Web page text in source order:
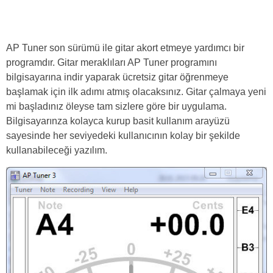
AP Tuner son sürümü ile gitar akort etmeye yardımcı bir
programdır. Gitar meraklıları AP Tuner programını
bilgisayarına indir yaparak ücretsiz gitar öğrenmeye
başlamak için ilk adımı atmış olacaksınız. Gitar çalmaya yeni
mi başladınız öleyse tam sizlere göre bir uygulama.
Bilgisayarınza kolayca kurup basit kullanım arayüzü
sayesinde her seviyedeki kullanıcının kolay bir şekilde
kullanabileceği yazılım.